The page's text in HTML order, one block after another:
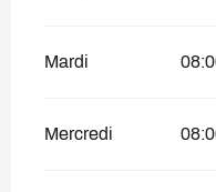
Mardi
Mercredi